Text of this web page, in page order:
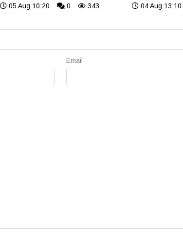
05 Aug 10:20 0 343 04 Aug 13:10
Email